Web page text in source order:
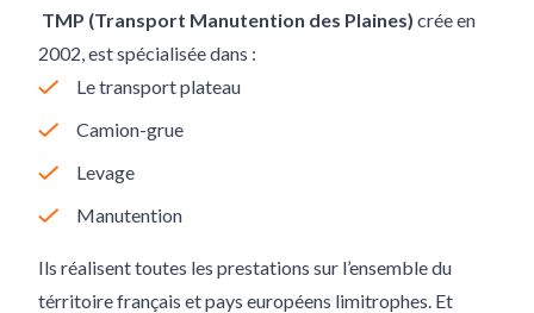
TMP (Transport Manutention des Plaines) crée en
2002, est spécialisée dans :
Le transport plateau
Camion-grue
Levage
Manutention
Ils réalisent toutes les prestations sur l’ensemble du
térritoire français et pays européens limitrophes. Et